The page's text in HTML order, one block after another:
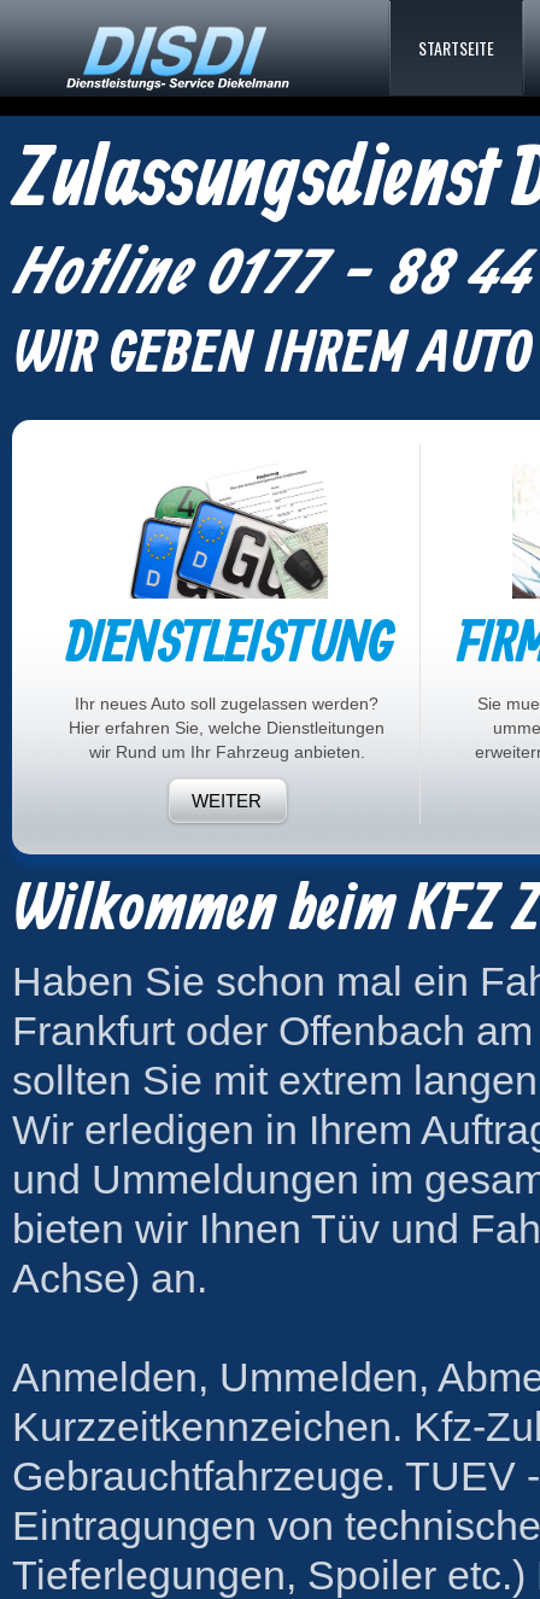
STARTSEITE
Zulassungsdienst
Hotline 0177 - 88
WIR GEBEN IHREM
DIENSTLEISTUNG
Ihr neues Auto soll zugelassen werden?
Hier erfahren Sie, welche Dienstleitungen
wir Rund um Ihr Fahrzeug anbieten.
WEITER
Sie
Wilkommen beim KFZ
Haben Sie schon mal ein
Frankfurt oder Offenbach
sollten Sie mit extrem
Wir erledigen in Ihrem
und Ummeldungen im
bieten wir Ihnen Tüv und
Achse) an.
Anmelden, Ummelden,
Kurzzeitkennzeichen. Kfz-
Gebrauchtfahrzeuge. TUEV
Eintragungen von
Tieferlegungen, Spoiler